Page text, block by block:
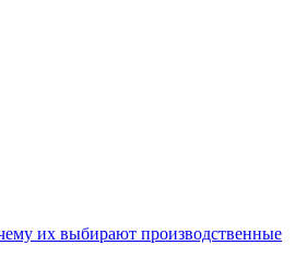
их выбирают производственные